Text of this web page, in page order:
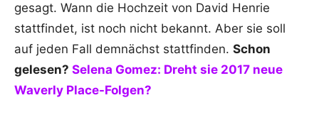
gesagt. Wann die Hochzeit von David Henrie
stattfindet, ist noch nicht bekannt. Aber sie soll
auf jeden Fall demnächst stattfinden. Schon
gelesen? Selena Gomez: Dreht sie 2017 neue
Waverly Place-Folgen?